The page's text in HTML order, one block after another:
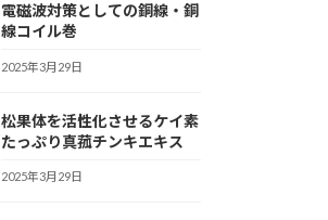
電磁波対策としての銅線・銅
線コイル巻
2025年3月29日
松果体を活性化させるケイ素
たっぷり真菰チンキエキス
2025年3月29日